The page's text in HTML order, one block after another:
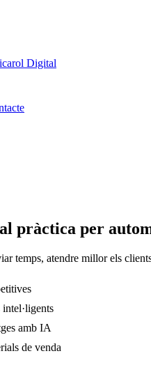
Digital
pràctica per
temps, atendre millor els
amb IA
de venda